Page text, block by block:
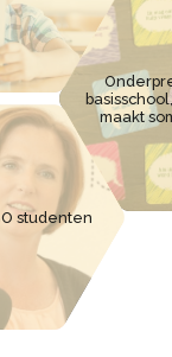
maakt
studenten